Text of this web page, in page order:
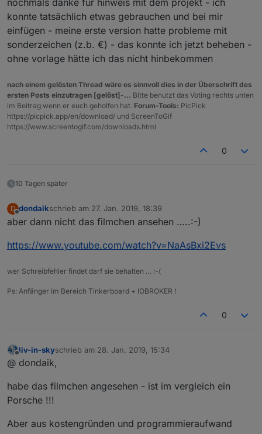
konnte tatsächlich etwas gebrauchen und bei mir
einfügen - meine erste version hatte probleme mit
sonderzeichen (z.b. €) - das konnte ich jetzt beheben -
ohne vorlage hätte ich das nicht hinbekommen
nach einem gelösten Thread wäre es sinnvoll dies in der Überschrift des
ersten Posts einzutragen [gelöst]-... Bitte benutzt das Voting rechts unten
im Beitrag wenn er euch geholfen hat. Forum-Tools: PicPick
https://picpick.app/en/download/ und ScreenToGif
https://www.screentogif.com/downloads.html
0
10 Tagen später
D
Offline
dondaikschrieb am 27. Jan. 2019, 18:39
zuletzt editiert von
aber dann nicht das filmchen ansehen …..:-)
https://www.youtube.com/watch?v=NaAsBxi2Evs
wer Schreibfehler findet darf sie behalten … :-(
Ps: Anfänger im Bereich Tinkerboard + IOBROKER !
0
Offline
liv-in-skyschrieb am 28. Jan. 2019, 15:34
zuletzt editiert von
@ dondaik,
habe das filmchen angesehen - ist im vergleich ein
Porsche !!!
Aber aus kostengründen und programmieraufwand